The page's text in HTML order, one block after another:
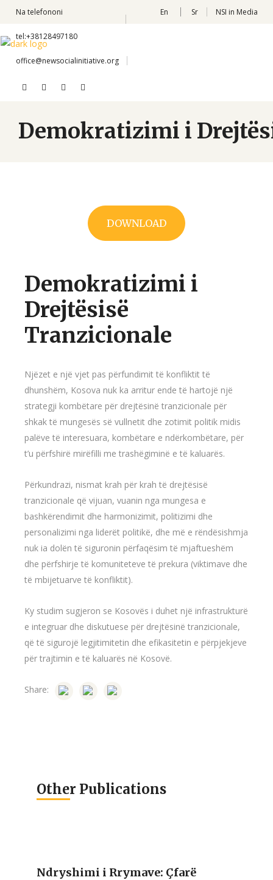
Na telefononi
tel:+38128497180
office@newsocialinitiative.org
En Sr NSI in Media
Demokratizimi i
DOWNLOAD
Demokratizimi i
Drejtësisë
Tranzicionale
Njëzet e një vjet pas përfundimit të konfliktit të
dhunshëm, Kosova nuk ka arritur ende të hartojë një
strategji kombëtare për drejtësinë tranzicionale për
shkak të mungesës së vullnetit dhe zotimit politik midis
palëve të interesuara, kombëtare e ndërkombëtare, për
t’u përfshirë mirëfilli me trashëgiminë e të kaluarës.
Përkundrazi, nismat krah për krah të drejtësisë
tranzicionale që vijuan, vuanin nga mungesa e
bashkërendimit dhe harmonizimit, politizimi dhe
personalizimi nga liderët politikë, dhe më e rëndësishmja
nuk ia dolën të siguronin përfaqësim të mjaftueshëm
dhe përfshirje të komuniteteve të prekura (viktimave dhe
të mbijetuarve të konfliktit).
Ky studim sugjeron se Kosovës i duhet një infrastrukturë
e integruar dhe diskutuese për drejtësinë tranzicionale,
që të sigurojë legjitimitetin dhe efikasitetin e përpjekjeve
për trajtimin e të kaluarës në Kosovë.
Share:
Other Publications
Ndryshimi i Rrymave: Çfarë